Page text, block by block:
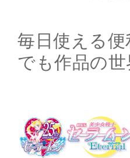
毎日使える
でも作品の